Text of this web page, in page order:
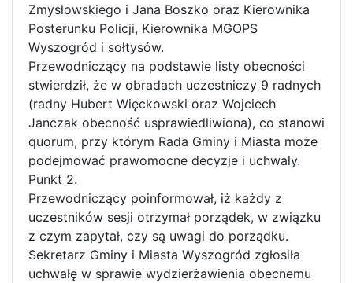
Zmysłowskiego i Jana Boszko oraz Kierownika
Posterunku Policji, Kierownika MGOPS
Wyszogród i sołtysów.
Przewodniczący na podstawie listy obecności
stwierdził, że w obradach uczestniczy 9 radnych
(radny Hubert Więckowski oraz Wojciech
Janczak obecność usprawiedliwiona), co stanowi
quorum, przy którym Rada Gminy i Miasta może
podejmować prawomocne decyzje i uchwały.
Punkt 2.
Przewodniczący poinformował, iż każdy z
uczestników sesji otrzymał porządek, w związku
z czym zapytał, czy są uwagi do porządku.
Sekretarz Gminy i Miasta Wyszogród zgłosiła
uchwałę w sprawie wydzierżawienia obecnemu